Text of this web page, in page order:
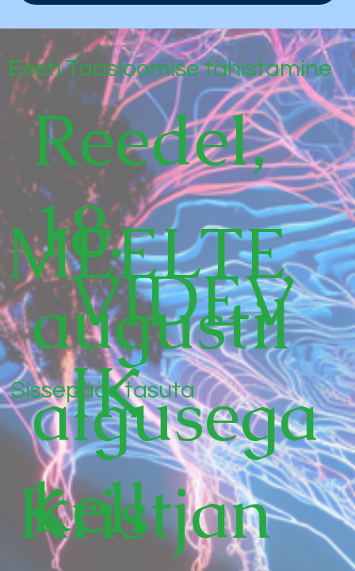
Kristjan
MEELTE
VIDEV
IK
Eesti Taasloomise tähistamine
Reedel,
18.
augustil
algusega
kell
Sissepääs tasuta